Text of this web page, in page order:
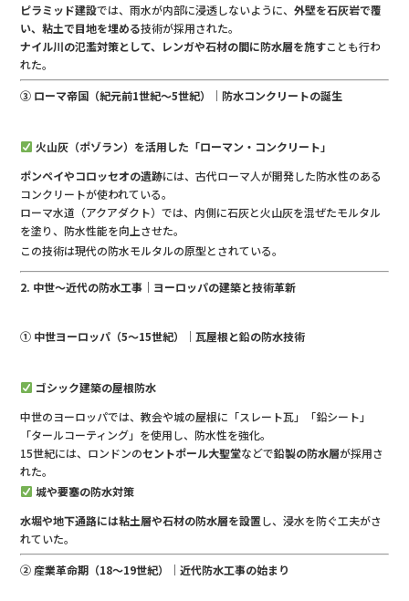
ピラミッド建設では、雨水が内部に浸透しないように、外壁を石灰岩で覆
い、粘土で目地を埋める技術が採用された。
ナイル川の氾濫対策として、レンガや石材の間に防水層を施すことも行わ
れた。
③ ローマ帝国（紀元前1世紀〜5世紀）｜防水コンクリートの誕生
火山灰（ポゾラン）を活用した「ローマン・コンクリート」
ポンペイやコロッセオの遺跡には、古代ローマ人が開発した防水性のある
コンクリートが使われている。
ローマ水道（アクアダクト）では、内側に石灰と火山灰を混ぜたモルタル
を塗り、防水性能を向上させた。
この技術は現代の防水モルタルの原型とされている。
2. 中世〜近代の防水工事｜ヨーロッパの建築と技術革新
① 中世ヨーロッパ（5〜15世紀）｜瓦屋根と鉛の防水技術
ゴシック建築の屋根防水
中世のヨーロッパでは、教会や城の屋根に「スレート瓦」「鉛シート」
「タールコーティング」を使用し、防水性を強化。
15世紀には、ロンドンのセントポール大聖堂などで鉛製の防水層が採用さ
れた。
城や要塞の防水対策
水堀や地下通路には粘土層や石材の防水層を設置し、浸水を防ぐ工夫がさ
れていた。
② 産業革命期（18〜19世紀）｜近代防水工事の始まり